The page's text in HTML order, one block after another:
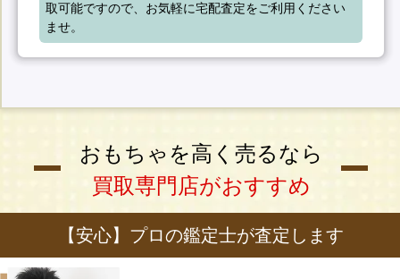
取可能ですので、お気軽に宅配査定をご利用ください
ませ。
おもちゃを高く売るなら
買取専門店がおすすめ
【安心】プロの鑑定士が査定します